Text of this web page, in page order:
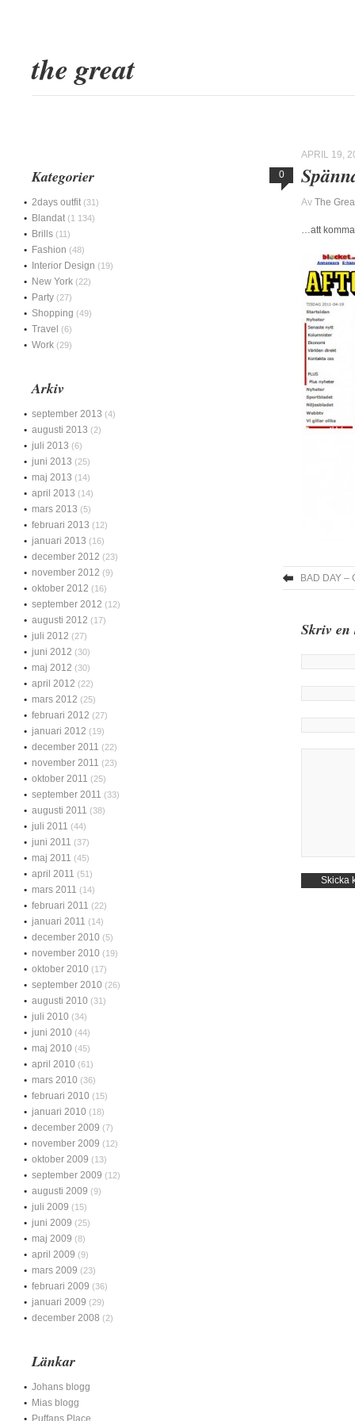
the great
APRIL 19,
0
Av The
…att
BAD DAY –
Skriv en
Kategorier
2days outfit (31)
Blandat (1 134)
Brills (11)
Fashion (48)
Interior Design (19)
New York (22)
Party (27)
Shopping (49)
Travel (6)
Work (29)
Arkiv
september 2013 (4)
augusti 2013 (2)
juli 2013 (6)
juni 2013 (25)
maj 2013 (14)
april 2013 (14)
mars 2013 (5)
februari 2013 (12)
januari 2013 (16)
december 2012 (23)
november 2012 (9)
oktober 2012 (16)
september 2012 (12)
augusti 2012 (17)
juli 2012 (27)
juni 2012 (30)
maj 2012 (30)
april 2012 (22)
mars 2012 (25)
februari 2012 (27)
januari 2012 (19)
december 2011 (22)
november 2011 (23)
oktober 2011 (25)
september 2011 (33)
augusti 2011 (38)
juli 2011 (44)
juni 2011 (37)
maj 2011 (45)
april 2011 (51)
mars 2011 (14)
februari 2011 (22)
januari 2011 (14)
december 2010 (5)
november 2010 (19)
oktober 2010 (17)
september 2010 (26)
augusti 2010 (31)
juli 2010 (34)
juni 2010 (44)
maj 2010 (45)
april 2010 (61)
mars 2010 (36)
februari 2010 (15)
januari 2010 (18)
december 2009 (7)
november 2009 (12)
oktober 2009 (13)
september 2009 (12)
augusti 2009 (9)
juli 2009 (15)
juni 2009 (25)
maj 2009 (8)
april 2009 (9)
mars 2009 (23)
februari 2009 (36)
januari 2009 (29)
december 2008 (2)
Länkar
Johans blogg
Mias blogg
Puffans Place